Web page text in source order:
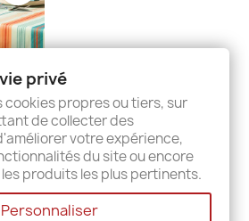
De...
privé
cookies propres ou tiers, sur
de collecter des
votre expérience,
du site ou encore
produits les plus pertinents.
Personnaliser